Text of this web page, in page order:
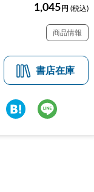
1,045 円 (税込)
商品情報
書店在庫